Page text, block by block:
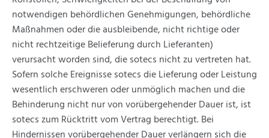
notwendigen behördlichen Genehmigungen, behördliche
Maßnahmen oder die ausbleibende, nicht richtige oder
nicht rechtzeitige Belieferung durch Lieferanten)
verursacht worden sind, die sotecs nicht zu vertreten hat.
Sofern solche Ereignisse sotecs die Lieferung oder Leistung
wesentlich erschweren oder unmöglich machen und die
Behinderung nicht nur von vorübergehender Dauer ist, ist
sotecs zum Rücktritt vom Vertrag berechtigt. Bei